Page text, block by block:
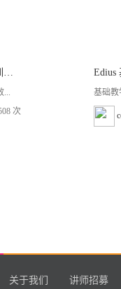
独家字幕《AE惊人影视特效合成训练视频教程》
...
次
Edius
基础教
关于我们 讲师招募